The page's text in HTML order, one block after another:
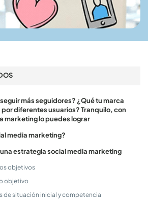
más seguidores? ¿Qué tu marca
diferentes usuarios? Tranquilo, con
marketing lo puedes lograr
media marketing?
estrategia social media marketing
objetivos
objetivo
de situación inicial y competencia